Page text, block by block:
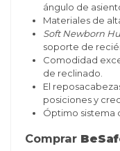
ángulo de
Materiales de
Soft Newborn
soporte de
Comodidad
de reclinado.
El
posiciones y
Óptimo sistema
Comprar